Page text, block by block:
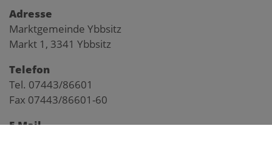
Adresse
Marktgemeinde Ybbsitz
Markt 1, 3341 Ybbsitz
Telefon
Tel. 07443/86601
Fax 07443/86601-60
E-Mail